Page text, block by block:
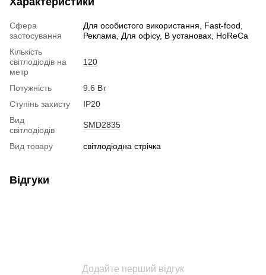
Сфера
застосування
Для особистого використання, Fast-food,
Реклама, Для офісу, В установах, HoReCa
Кількість
світлодіодів на
метр
120
Потужність
9.6 Вт
Ступінь захисту
IP20
Вид
світлодіодів
SMD2835
Вид товару світлодіодна стрічка
Відгуки
Додайте перший відгук